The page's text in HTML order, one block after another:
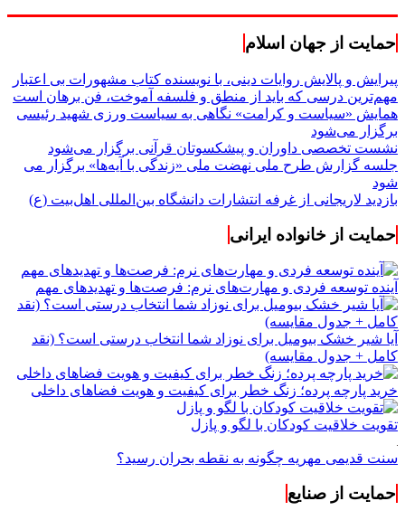
حمایت از جهان اسلام
پیرایش و پالایش روایات دینی، با نویسنده کتاب مشهورات بی اعتبار
مهم‌ترین درسی که باید از منطق و فلسفه آموخت، فن برهان است
همایش «سیاست و کرامت» نگاهی به سیاست ورزی شهید رئیسی
برگزار می‌شود
نشست تخصصی داوران و پیشکسوتان قرآنی برگزار می‌شود
جلسه گزارش طرح ملی نهضت ملی «زندگی با آیه‌ها» برگزار می
شود
بازدید لاریجانی از غرفه انتشارات دانشگاه بین‌المللی اهل‌بیت (ع)
حمایت از خانواده ایرانی
آینده توسعه فردی و مهارت‌های نرم: فرصت‌ها و تهدیدهای مهم
آیا شیر خشک بیومیل برای نوزاد شما انتخاب درستی است؟ (نقد
کامل + جدول مقایسه)
خرید پارچه پرده؛ زنگ خطر برای کیفیت و هویت فضاهای داخلی
تقویت خلاقیت کودکان با لگو و پازل
سنت قدیمی مهریه چگونه به نقطه بحران رسید؟
حمایت از صنایع